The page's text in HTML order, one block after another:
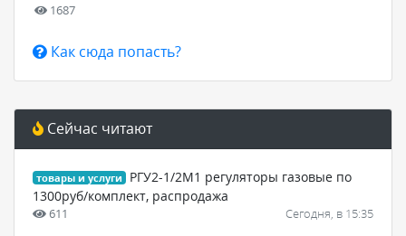
1687
Как сюда попасть?
Сейчас читают
товары и услуги
РГУ2-1/2М1 регуляторы газовые по
1300руб/комплект, распродажа
611 Сегодня, в 15:35